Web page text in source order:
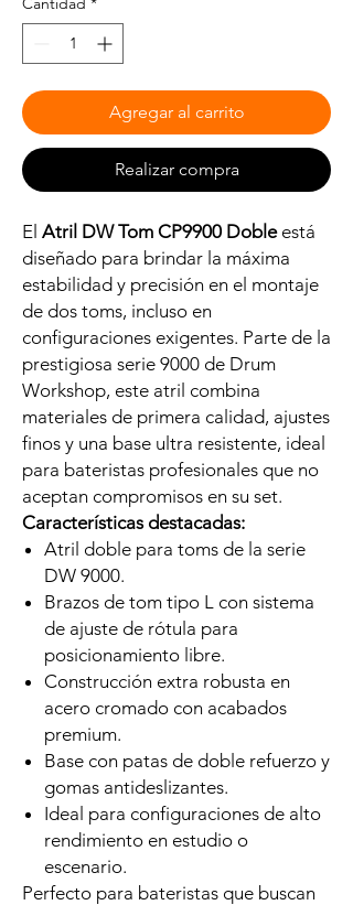
Agregar al carrito
Realizar compra
El Atril DW Tom CP9900 Dobleestá
diseñado para brindar la máxima
estabilidad y precisión en el montaje
de dos toms, incluso en
configuraciones exigentes. Parte de la
prestigiosa serie 9000 de Drum
Workshop, este atril combina
materiales de primera calidad, ajustes
finos y una base ultra resistente, ideal
para bateristas profesionales que no
aceptan compromisos en su set.
Características destacadas:
Atril doble para toms de la serie
DW 9000.
Brazos de tom tipo L con sistema
de ajuste de rótula para
posicionamiento libre.
Construcción extra robusta en
acero cromado con acabados
premium.
Base con patas de doble refuerzo y
gomas antideslizantes.
Ideal para configuraciones de alto
rendimiento en estudio o
escenario.
Perfecto para bateristas que buscan